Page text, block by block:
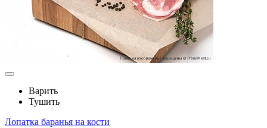
Варить
Тушить
Лопатка баранья на кости